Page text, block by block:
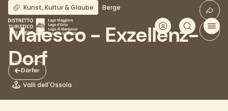
Direkt
zum
Inhalt
Dörfer
Kunst, Kultur & Glaube Berge
Malesco - Exzellenz-
Dorf
Valli dell'Ossola